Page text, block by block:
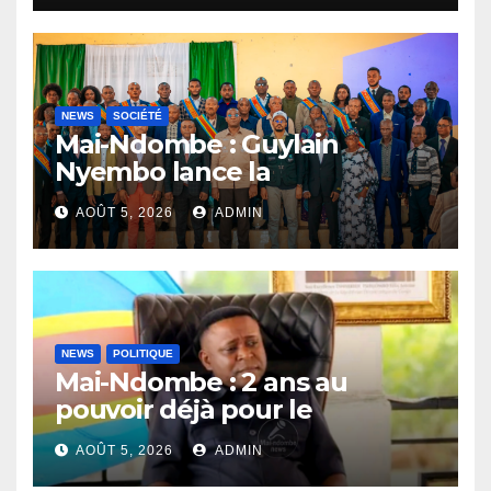
NEWS SOCIÉTÉ
Mai-Ndombe : Guylain
Nyembo lance la
sensibilisation au deuxième
recensement général à
Inongo
AOÛT 5, 2026 ADMIN
NEWS POLITIQUE
Mai-Ndombe : 2 ans au
pouvoir déjà pour le
Gouverneur Nkoso Kevani
AOÛT 5, 2026 ADMIN